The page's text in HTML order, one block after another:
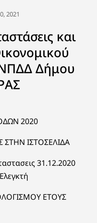
2021
και
Δήμου
2020
ΣΤΗΝ ΙΣΤΟΣΕΛΙΔΑ
31.12.2020
ΕΤΟΥΣ